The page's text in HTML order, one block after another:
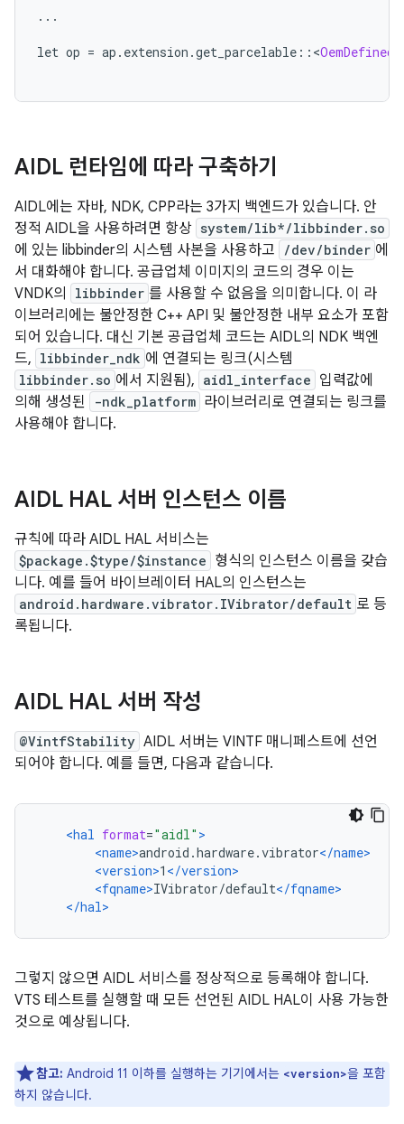
...
let op = ap . extension .get_parcelable ::<
AIDL 런타임에 따라 구축하기
AIDL에는 자바, NDK, CPP라는 3가지 백엔드가 있습니다. 안
정적 AIDL을 사용하려면 항상 system/lib*/libbinder.so
에 있는 libbinder의 시스템 사본을 사용하고 /dev/binder 에
서 대화해야 합니다. 공급업체 이미지의 코드의 경우 이는
VNDK의
libbinder 를 사용할 수 없음을 의미합니다. 이 라
이브러리에는 불안정한 C++ API 및 불안정한 내부 요소가 포함
되어 있습니다. 대신 기본 공급업체 코드는 AIDL의 NDK 백엔
드, libbinder_ndk 에 연결되는 링크(시스템
libbinder.so 에서 지원됨), aidl_interface 입력값에
의해 생성된
-ndk_platform 라이브러리로 연결되는 링크를
사용해야 합니다.
AIDL HAL 서버 인스턴스 이름
규칙에 따라 AIDL HAL 서비스는
$package.$type/$instance 형식의 인스턴스 이름을 갖습
니다. 예를 들어 바이브레이터 HAL의 인스턴스는
android.hardware.vibrator.IVibrator/default 로 등
록됩니다.
AIDL HAL 서버 작성
@VintfStability AIDL 서버는 VINTF 매니페스트에 선언
되어야 합니다. 예를 들면, 다음과 같습니다.
<hal format="aidl" >
<name>android.hardware.vibrator</name>
<version>1 </version>
<fqname>IVibrator/default</fqname>
</hal>
그렇지 않으면 AIDL 서비스를 정상적으로 등록해야 합니다.
VTS 테스트를 실행할 때 모든 선언된 AIDL HAL이 사용 가능한
것으로 예상됩니다.
참고: Android 11 이하를 실행하는 기기에서는 <version>을 포함
하지 않습니다.